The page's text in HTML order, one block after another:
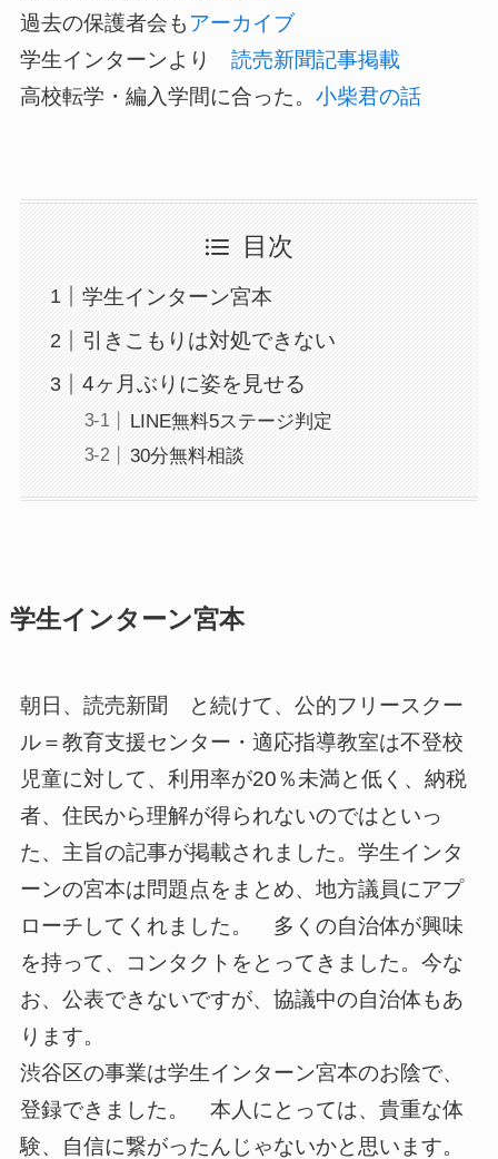
過去の保護者会も アーカイブ
学生インターンより 読売新聞記事掲載
高校転学・編入学間に合った。 小柴君の話
目次
学生インターン宮本
引きこもりは対処できない
4ヶ月ぶりに姿を見せる
LINE無料5ステージ判定
30分無料相談
学生インターン宮本
朝日、読売新聞 と続けて、公的フリースクー
ル＝教育支援センター・適応指導教室は不登校
児童に対して、利用率が20％未満と低く、納税
者、住民から理解が得られないのではといっ
た、主旨の記事が掲載されました。学生インタ
ーンの宮本は問題点をまとめ、地方議員にアプ
ローチしてくれました。 多くの自治体が興味
を持って、コンタクトをとってきました。今な
お、公表できないですが、協議中の自治体もあ
ります。
渋谷区の事業は学生インターン宮本のお陰で、
登録できました。 本人にとっては、貴重な体
験、自信に繋がったんじゃないかと思います。